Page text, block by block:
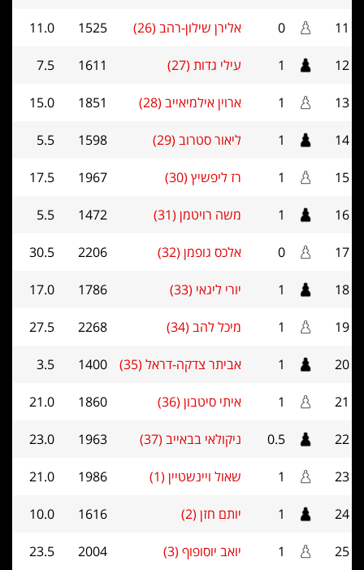
11
0 אלירן שילון-רהב (26) 1525
11.0
12
1 עילי גדות (27) 1611
7.5
13
1 ארוין אילמיאייב (28) 1851
15.0
14
1 ליאור סטרוב (29) 1598
5.5
15
1 רז ליפשיץ (30) 1967
17.5
16
1 משה רויטמן (31) 1472
5.5
17
0 אלכס גופמן (32) 2206
30.5
18
1 יורי ליגאי (33) 1786
17.0
19
1 מיכל להב (34) 2268
27.5
20
1 אביתר צדקה-דראל (35) 1400
3.5
21
1 איתי סיטבון (36) 1860
21.0
22
0.5 ניקולאי בבאייב (37) 1963
23.0
23
1 שאול ויינשטיין (1) 1986
21.0
24
1 יותם חזן (2) 1616
10.0
25
1 יואב יוסופוף (3) 2004
23.5